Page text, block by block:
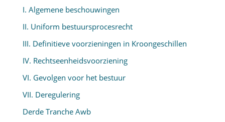
I. Algemene beschouwingen
II. Uniform bestuursprocesrecht
III. Definitieve voorzieningen in Kroongeschillen
IV. Rechtseenheidsvoorziening
VI. Gevolgen voor het bestuur
VII. Deregulering
Derde Tranche Awb